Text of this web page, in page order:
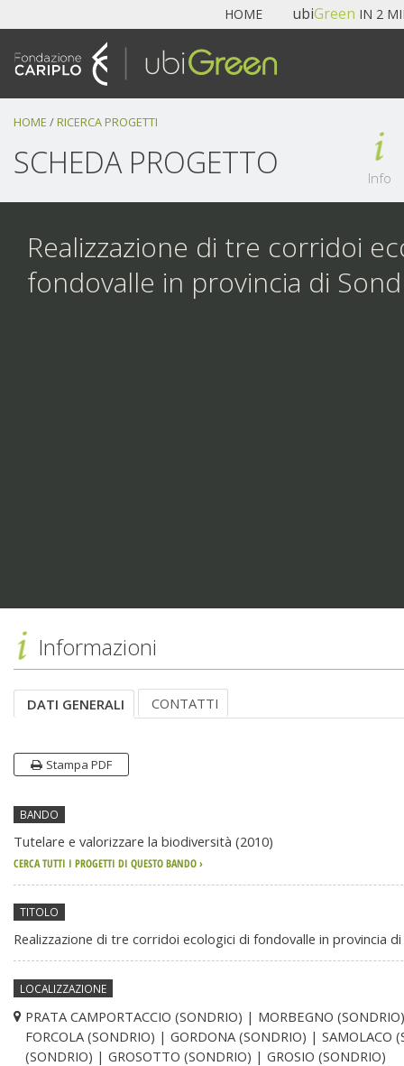
contenuti.
alla
Navigazione
HOME ubiGreen IN 2
HOME /RICERCA PROGETTI
SCHEDA PROGETTO Info
Realizzazione di tre corridoi
fondovalle in provincia di
Informazioni
DATI GENERALI CONTATTI
Stampa PDF
generali
BANDO
Tutelare e valorizzare la biodiversità (2010)
CERCA TUTTI I PROGETTI DI QUESTO BANDO ›
TITOLO
Realizzazione di tre corridoi ecologici di fondovalle in provincia
LOCALIZZAZIONE
PRATA CAMPORTACCIO (SONDRIO) | MORBEGNO
FORCOLA (SONDRIO) | GORDONA (SONDRIO) | SAMOLACO
(SONDRIO) | GROSOTTO (SONDRIO) | GROSIO (SONDRIO)